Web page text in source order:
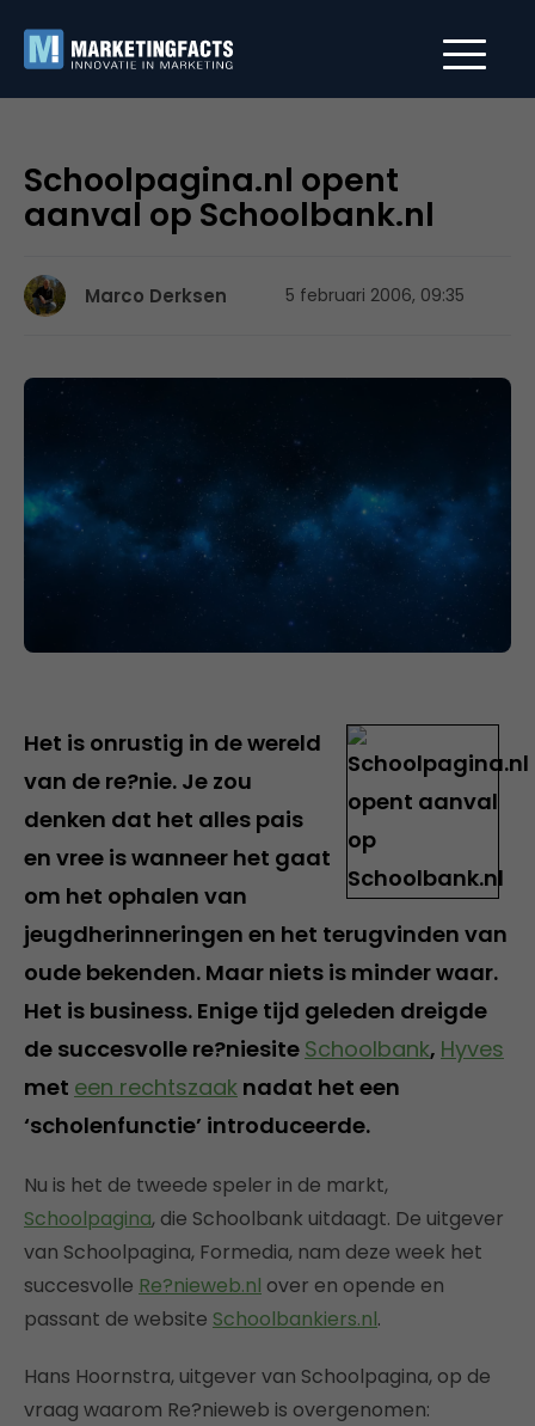
Schoolpagina.nl opent
aanval op Schoolbank.nl
Marco Derksen 5 februari 2006, 09:35
Het is onrustig in de wereld
van de re?nie. Je zou
denken dat het alles pais
en vree is wanneer het gaat
om het ophalen van
jeugdherinneringen en het terugvinden van
oude bekenden. Maar niets is minder waar.
Het is business. Enige tijd geleden dreigde
de succesvolle re?niesite Schoolbank, Hyves
met een rechtszaak nadat het een
‘scholenfunctie’ introduceerde.
Nu is het de tweede speler in de markt,
Schoolpagina, die Schoolbank uitdaagt. De uitgever
van Schoolpagina, Formedia, nam deze week het
succesvolle Re?nieweb.nl over en opende en
passant de website Schoolbankiers.nl.
Hans Hoornstra, uitgever van Schoolpagina, op de
vraag waarom Re?nieweb is overgenomen: